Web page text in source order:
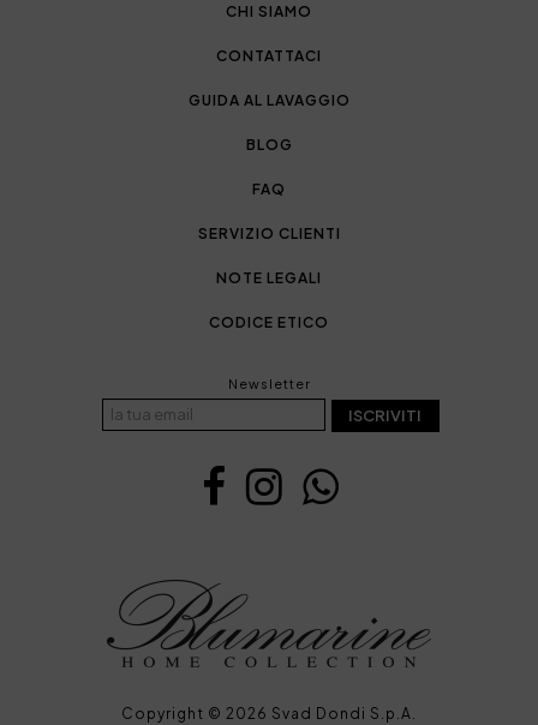
CHI SIAMO
CONTATTACI
GUIDA AL LAVAGGIO
BLOG
FAQ
SERVIZIO CLIENTI
NOTE LEGALI
CODICE ETICO
Newsletter
ISCRIVITI
Copyright © 2026 Svad Dondi S.p.A.